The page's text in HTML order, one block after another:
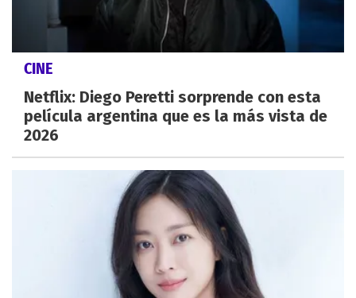
CINE
Netflix: Diego Peretti sorprende con esta
película argentina que es la más vista de
2026